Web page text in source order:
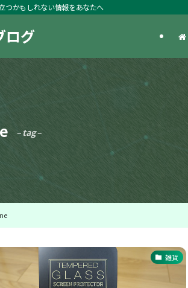
つかもしれない情報をあなたへ
ログ
– tag –
雑貨